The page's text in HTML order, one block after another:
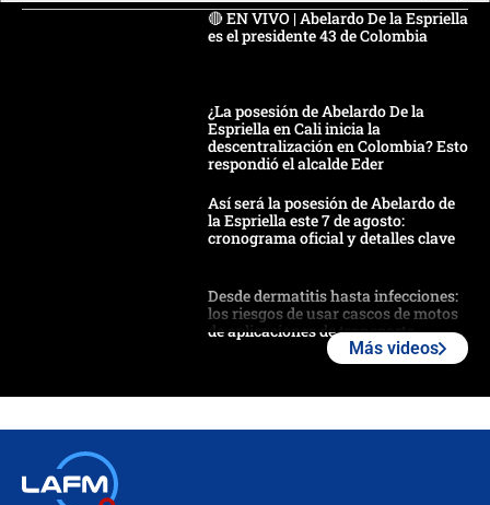
🔴 EN VIVO | Abelardo De la Espriella
es el presidente 43 de Colombia
¿La posesión de Abelardo De la
Espriella en Cali inicia la
descentralización en Colombia? Esto
respondió el alcalde Eder
Así será la posesión de Abelardo de
la Espriella este 7 de agosto:
cronograma oficial y detalles clave
Desde dermatitis hasta infecciones:
los riesgos de usar cascos de motos
de aplicaciones de transporte
Más videos